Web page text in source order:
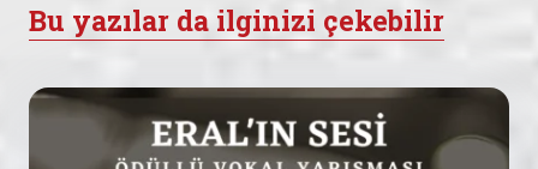
Bu yazılar da ilginizi çekebilir